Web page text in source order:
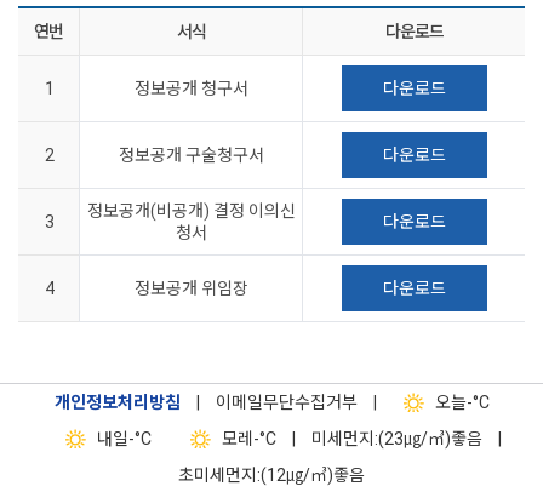
연번 서식 다운로드
1 정보공개 청구서 다운로드
2 정보공개 구술청구서 다운로드
3
정보공개(비공개) 결정 이의신
청서
다운로드
4 정보공개 위임장 다운로드
개인정보처리방침 이메일무단수집거부 오늘-°C
내일-°C 모레 -°C 미세먼지:(23㎍/㎥)좋음
초미세먼지:(12㎍/㎥)좋음